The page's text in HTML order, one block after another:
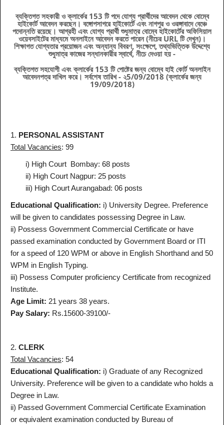
ব্যক্তিগত সহকারী ও ক্লার্কের 153 টি পদে যোগ্য প্রার্থীদের আবেদন থেকে বোম্বে
হাইকোর্ট আবেদন করছেন। বঙ্গোপসাগরে হাইকোর্টে এবং নাগপুর ও ওরঙ্গাবাদে বেঞ্চে
পদোন্নতি রয়েছে। আগ্রহী এবং যোগ্য প্রার্থী শুধুমাত্র বোম্বে হাইকোর্টের অফিসিয়াল
ওয়েবসাইটের মাধ্যমে অনলাইনে আবেদন করতে পারেন (নীচের URL টি দেখুন)।
শিক্ষাগত যোগ্যতার প্রয়োজন এবং অন্যান্য বিবরণ, সংক্ষেপে, তথ্যভিত্তিক উদ্দেশ্যে
শুধুমাত্র কাজের সন্ধানকারীর স্বার্থে, নীচে দেওয়া হয় -
ব্যক্তিগত সহযোগী এবং ক্লার্কের 153 টি পোষ্টের জন্য বোম্বে হাই কোর্ট অনলাইন
আবেদনপত্র দাখিল করে। সর্বশেষ তারিখ - ২5/09/2018 (ক্লার্কের জন্য
19/09/2018)
1. PERSONAL ASSISTANT
Total Vacancies: 99
i) High Court Bombay: 68 posts
ii) High Court Nagpur: 25 posts
iii) High Court Aurangabad: 06 posts
Educational Qualification: i) University Degree. Preference
will be given to candidates possessing Degree in Law.
ii) Possess Government Commercial Certificate or have
passed examination conducted by Government Board or ITI
for a speed of 120 WPM or above in English Shorthand and 50
WPM in English Typing.
iii) Possess Computer proficiency Certificate from recognized
Institute.
Age Limit: 21 years 38 years.
Pay Salary: Rs.15600-39100/-
2. CLERK
Total Vacancies: 54
Educational Qualification: i) Graduate of any Recognized
University. Preference will be given to a candidate who holds a
Degree in Law.
ii) Passed Government Commercial Certificate Examination
or equivalent examination conducted by Bureau of